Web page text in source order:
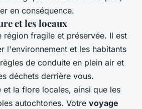
en conséquence.
et les locaux
région fragile et préservée. Il est
l'environnement et les habitants
de conduite en plein air et
déchets derrière vous.
et la flore locales, ainsi que les
autochtones. Votre voyage